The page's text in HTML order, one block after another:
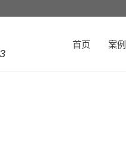
首页 案例